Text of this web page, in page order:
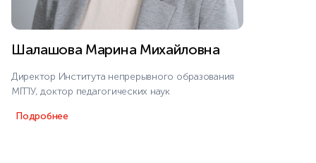
Шалашова Марина Михайловна
Директор Института непрерывного образования
МГПУ, доктор педагогических наук
Подробнее